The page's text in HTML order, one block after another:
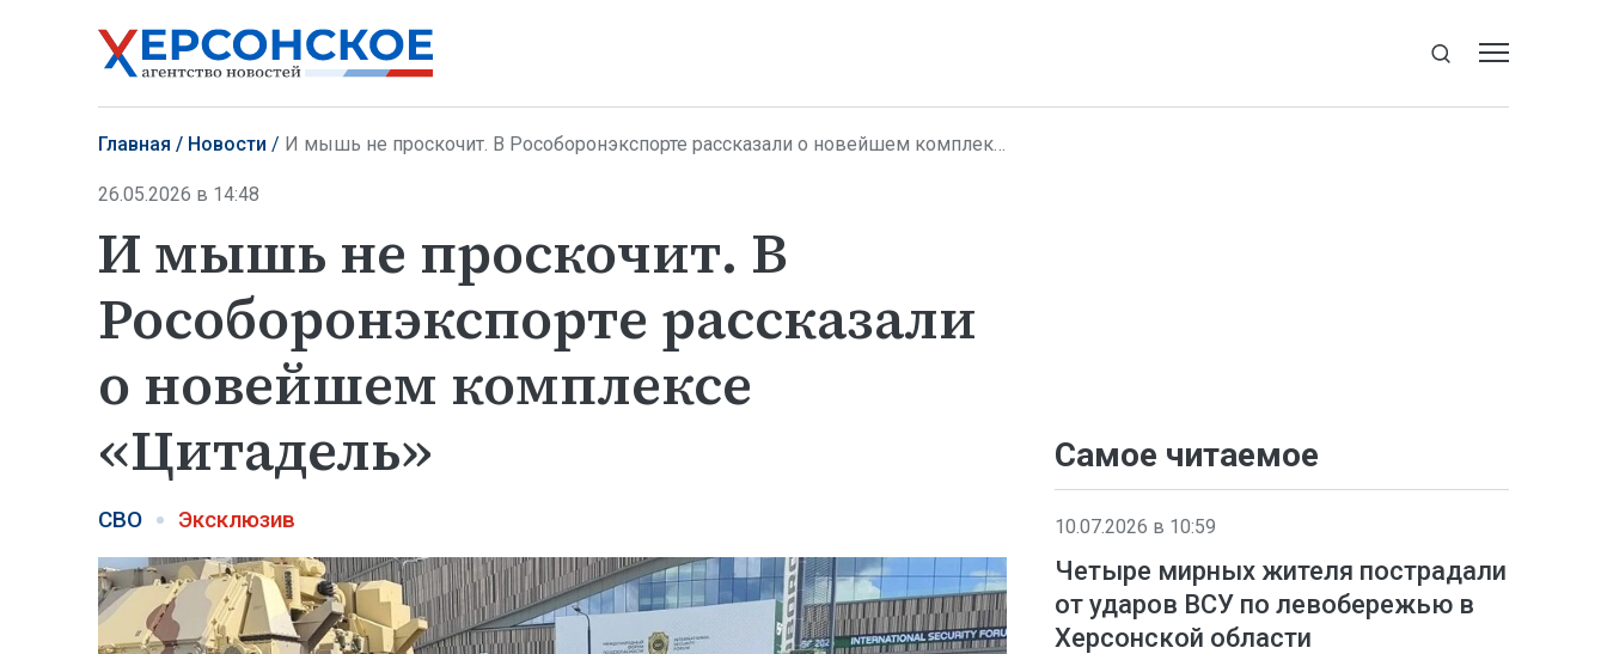
Главная Новости И мышь не проскочит. В Рособоронэкспорте рассказали о новейшем комплексе «Цитадель»
26.05.2026 в 14:48
И мышь не проскочит. В
Рособоронэкспорте рассказали
о новейшем комплексе
«Цитадель»
СВО Эксклюзив
Самое читаемое
10.07.2026 в 10:59
Четыре мирных жителя пострадали
от ударов ВСУ по левобережью в
Херсонской области